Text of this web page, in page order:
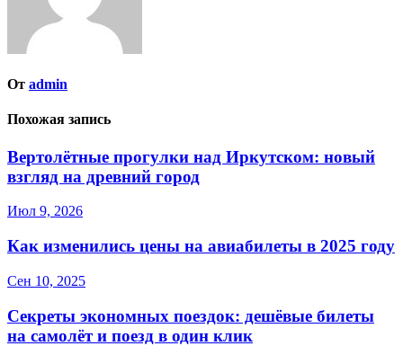
От admin
Похожая запись
Вертолётные прогулки над Иркутском: новый
взгляд на древний город
Июл 9, 2026
Как изменились цены на авиабилеты в 2025 году
Сен 10, 2025
Секреты экономных поездок: дешёвые билеты
на самолёт и поезд в один клик